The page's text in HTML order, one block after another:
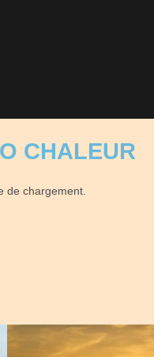
CHALEUR
de chargement.